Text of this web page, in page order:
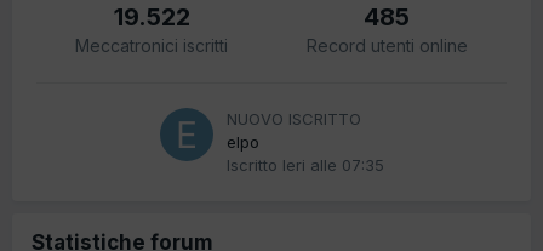
19.522
Meccatronici iscritti
485
Record utenti online
NUOVO ISCRITTO
elpo
Iscritto Ieri alle 07:35
Statistiche forum